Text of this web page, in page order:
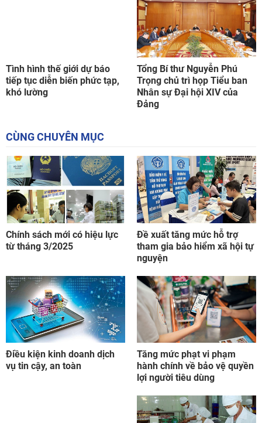
Tình hình thế giới dự báo
tiếp tục diễn biến phức tạp,
khó lường
Tổng Bí thư Nguyễn Phú
Trọng chủ trì họp Tiểu ban
Nhân sự Đại hội XIV của
Đảng
CÙNG CHUYÊN MỤC
Chính sách mới có hiệu lực
từ tháng 3/2025
Đề xuất tăng mức hỗ trợ
tham gia bảo hiểm xã hội tự
nguyện
Điều kiện kinh doanh dịch
vụ tin cậy, an toàn
Tăng mức phạt vi phạm
hành chính về bảo vệ quyền
lợi người tiêu dùng